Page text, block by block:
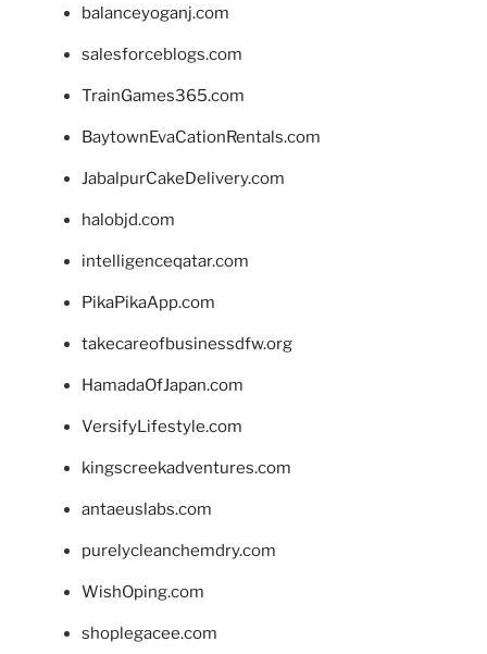
balanceyoganj.com
salesforceblogs.com
TrainGames365.com
BaytownEvaCationRentals.com
JabalpurCakeDelivery.com
halobjd.com
intelligenceqatar.com
PikaPikaApp.com
takecareofbusinessdfw.org
HamadaOfJapan.com
VersifyLifestyle.com
kingscreekadventures.com
antaeuslabs.com
purelycleanchemdry.com
WishOping.com
shoplegacee.com